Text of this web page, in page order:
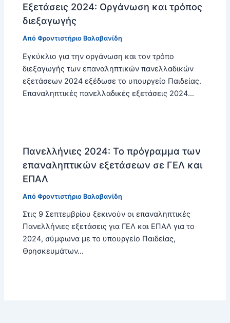
Εξετάσεις 2024: Οργάνωση και τρόπος
διεξαγωγής
ΑπόΦροντιστήριο Βαλαβανίδη
Εγκύκλιο για την οργάνωση και τον τρόπο
διεξαγωγής των επαναληπτικών πανελλαδικών
εξετάσεων 2024 εξέδωσε το υπουργείο Παιδείας.
Επαναληπτικές πανελλαδικές εξετάσεις 2024…
Πανελλήνιες 2024: Το πρόγραμμα των
επαναληπτικών εξετάσεων σε ΓΕΛ και
ΕΠΑΛ
ΑπόΦροντιστήριο Βαλαβανίδη
Στις 9 Σεπτεμβρίου ξεκινούν οι επαναληπτικές
Πανελλήνιες εξετάσεις για ΓΕΛ και ΕΠΑΛ για το
2024, σύμφωνα με το υπουργείο Παιδείας,
Θρησκευμάτων…